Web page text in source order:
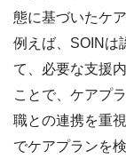
態に基づいたケ
例えば、SOINは
て、必要な支援
ことで、ケアプ
職との連携を重
でケアプランを